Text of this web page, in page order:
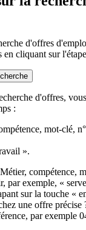
d'offres
en cliquant sur
d'offres,
:
mot-clé,
».
compétence,
par exemple, «
sur la touche «
une offre précise
par exemple